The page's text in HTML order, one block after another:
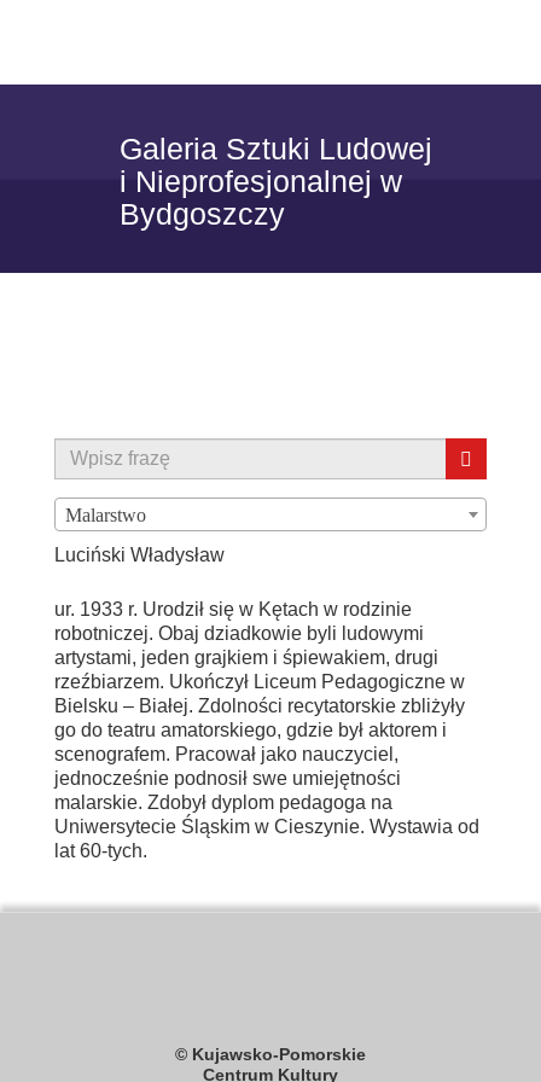
Galeria Sztuki Ludowej
i Nieprofesjonalnej w
Bydgoszczy
Malarstwo
Luciński Władysław
ur. 1933 r. Urodził się w Kętach w rodzinie
robotniczej. Obaj dziadkowie byli ludowymi
artystami, jeden grajkiem i śpiewakiem, drugi
rzeźbiarzem. Ukończył Liceum Pedagogiczne w
Bielsku – Białej. Zdolności recyta­torskie zbliżyły
go do teatru amatorskiego, gdzie był aktorem i
scenografem. Pracował jako nauczyciel,
jednocześnie podnosił swe umiejętności
malarskie. Zdobył dyplom pedagoga na
Uniwersytecie Śląskim w Cieszynie. Wystawia od
lat 60-tych.
© Kujawsko-Pomorskie
Centrum Kultury